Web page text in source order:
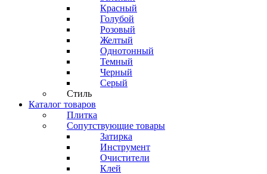
Красный
Голубой
Розовый
Желтый
Однотонный
Темный
Черный
Серый
Стиль
Каталог товаров
Плитка
Сопутствующие товары
Затирка
Инструмент
Очистители
Клей